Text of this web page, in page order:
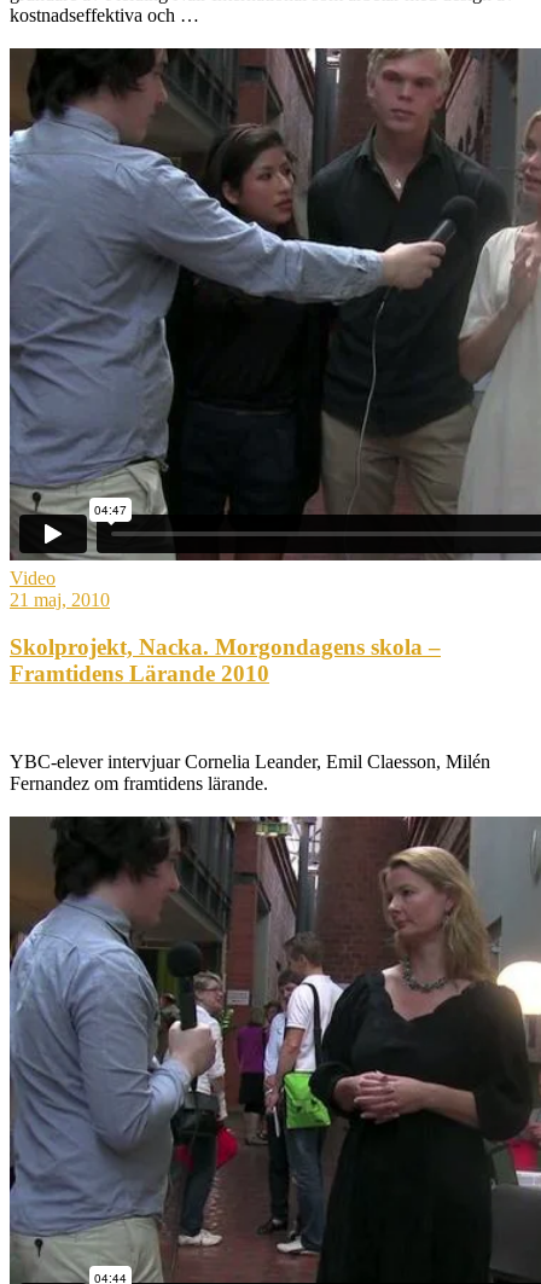
kostnadseffektiva och …
Video
21 maj, 2010
Skolprojekt, Nacka. Morgondagens skola –
Framtidens Lärande 2010
YBC-elever intervjuar Cornelia Leander, Emil Claesson, Milén
Fernandez om framtidens lärande.